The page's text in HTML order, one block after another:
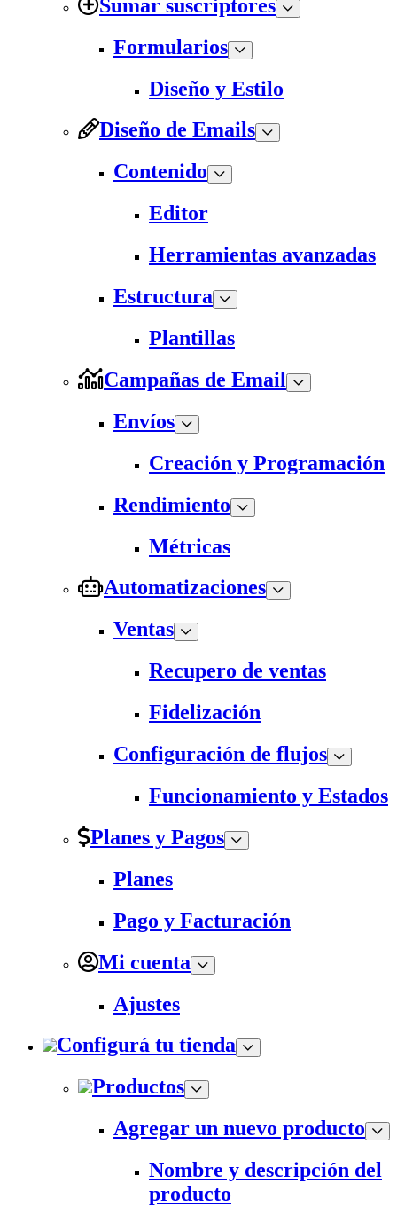
Sumar suscriptores
Formularios
Diseño y Estilo
Diseño de Emails
Contenido
Editor
Herramientas avanzadas
Estructura
Plantillas
Campañas de Email
Envíos
Creación y Programación
Rendimiento
Métricas
Automatizaciones
Ventas
Recupero de ventas
Fidelización
Configuración de flujos
Funcionamiento y Estados
Planes y Pagos
Planes
Pago y Facturación
Mi cuenta
Ajustes
Configurá tu tienda
Productos
Agregar un nuevo producto
Nombre y descripción del
producto